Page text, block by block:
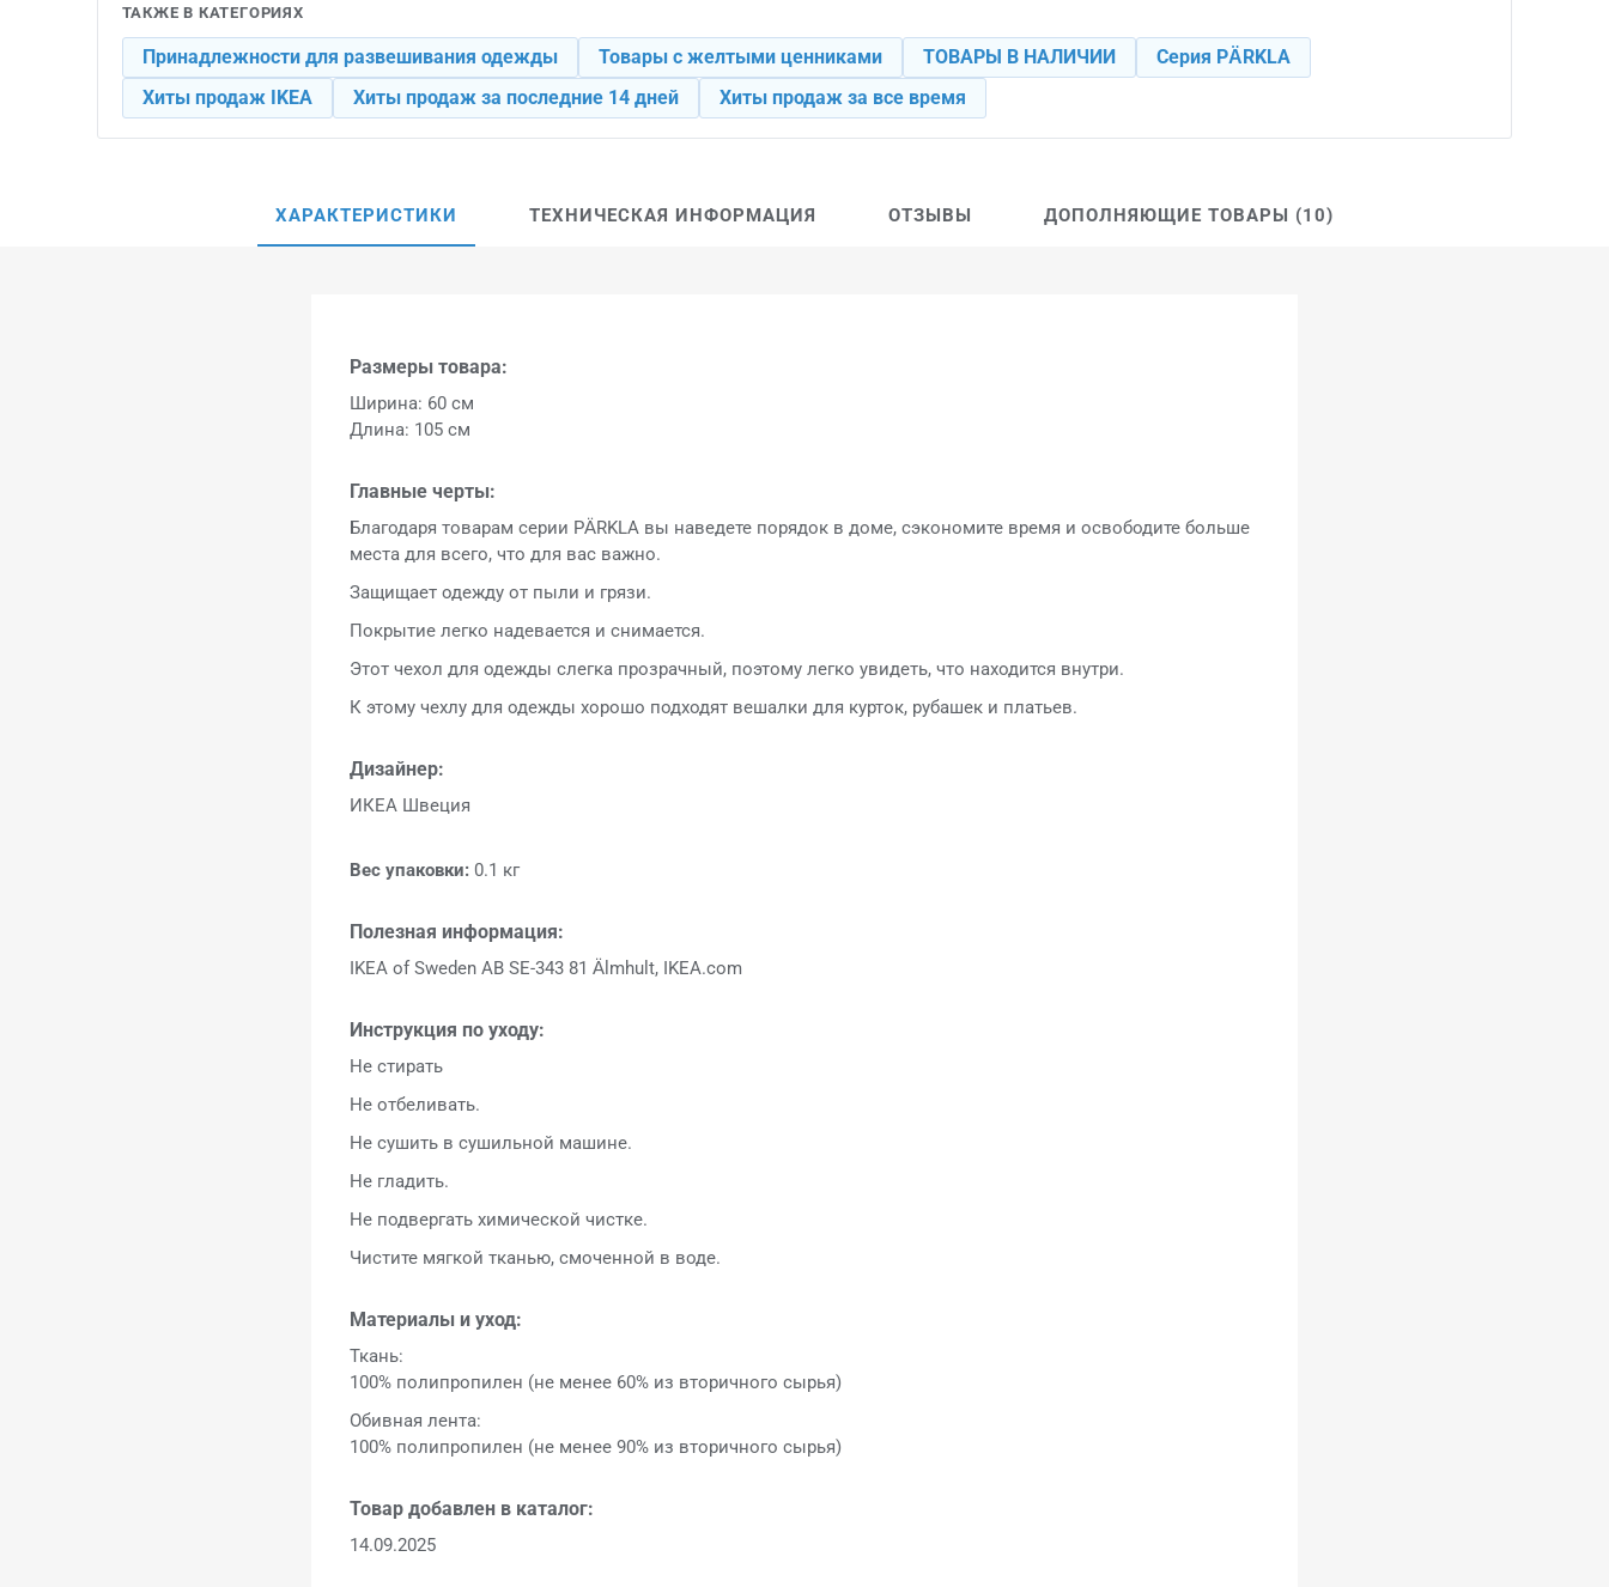
ТАКЖЕ В КАТЕГОРИЯХ
Принадлежности для развешивания одежды Товары с желтыми ценниками ТОВАРЫ В НАЛИЧИИ
Серия PÄRKLA
Хиты продаж IKEA
Хиты продаж за последние 14 дней Хиты продаж за все время
ХАРАКТЕРИСТИКИ ТЕХНИЧЕСКАЯ ИНФОРМАЦИЯ ОТЗЫВЫ ДОПОЛНЯЮЩИЕ ТОВАРЫ (10)
Размеры товара:
Ширина: 60 см
Длина: 105 см
Главные черты:
Благодаря товарам серии PÄRKLA вы наведете порядок в доме, сэкономите время и освободите больше
места для всего, что для вас важно.
Защищает одежду от пыли и грязи.
Покрытие легко надевается и снимается.
Этот чехол для одежды слегка прозрачный, поэтому легко увидеть, что находится внутри.
К этому чехлу для одежды хорошо подходят вешалки для курток, рубашек и платьев.
Дизайнер:
ИКЕА Швеция
Вес упаковки:0.1 кг
Полезная информация:
IKEA of Sweden AB SE-343 81 Älmhult, IKEA.com
Инструкция по уходу:
Не стирать
Не отбеливать.
Не сушить в сушильной машине.
Не гладить.
Не подвергать химической чистке.
Чистите мягкой тканью, смоченной в воде.
Материалы и уход:
Ткань:
100% полипропилен (не менее 60% из вторичного сырья)
Обивная лента:
100% полипропилен (не менее 90% из вторичного сырья)
Товар добавлен в каталог:
14.09.2025